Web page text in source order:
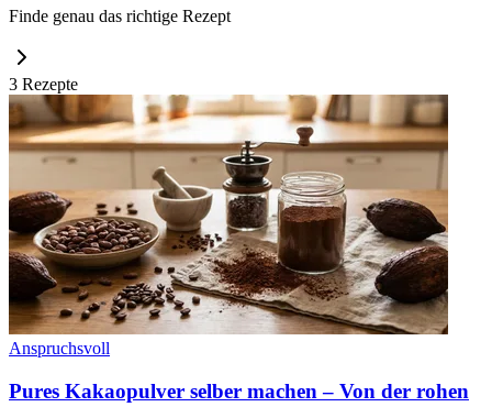
Finde genau das richtige Rezept
3 Rezepte
Anspruchsvoll
Pures Kakaopulver selber machen – Von der rohen